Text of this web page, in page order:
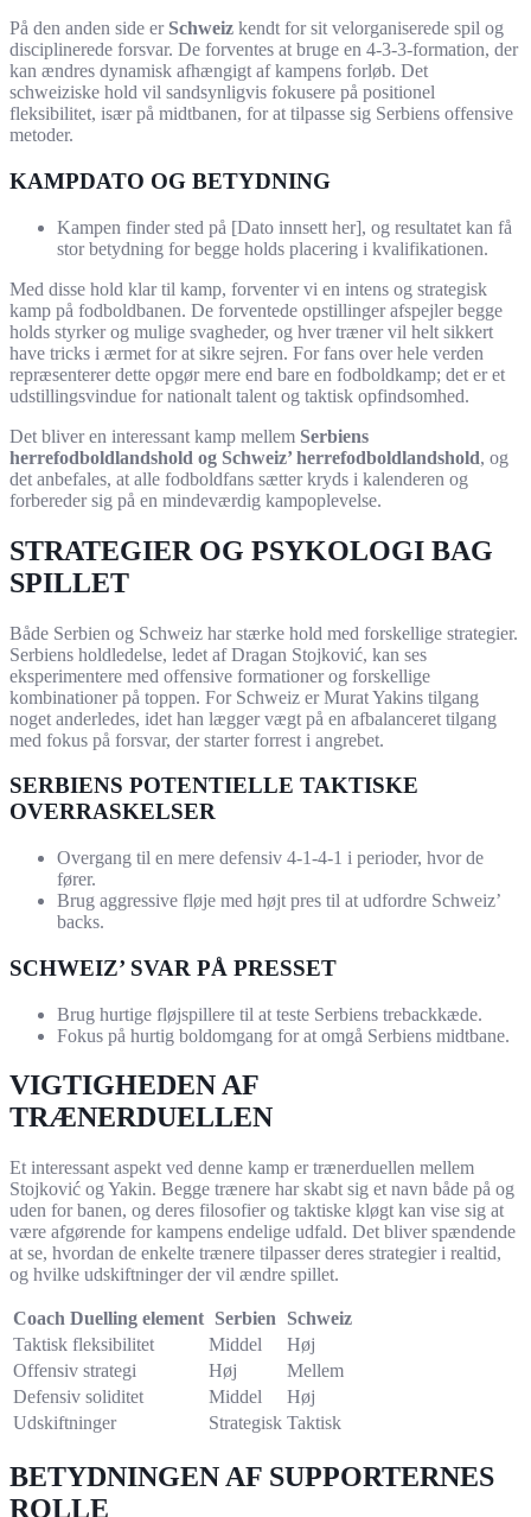
På den anden side er Schweiz kendt for sit velorganiserede spil og
disciplinerede forsvar. De forventes at bruge en 4-3-3-formation, der
kan ændres dynamisk afhængigt af kampens forløb. Det
schweiziske hold vil sandsynligvis fokusere på positionel
fleksibilitet, især på midtbanen, for at tilpasse sig Serbiens offensive
metoder.
KAMPDATO OG BETYDNING
Kampen finder sted på [Dato innsett her], og resultatet kan få
stor betydning for begge holds placering i kvalifikationen.
Med disse hold klar til kamp, forventer vi en intens og strategisk
kamp på fodboldbanen. De forventede opstillinger afspejler begge
holds styrker og mulige svagheder, og hver træner vil helt sikkert
have tricks i ærmet for at sikre sejren. For fans over hele verden
repræsenterer dette opgør mere end bare en fodboldkamp; det er et
udstillingsvindue for nationalt talent og taktisk opfindsomhed.
Det bliver en interessant kamp mellem Serbiens
herrefodboldlandshold og Schweiz’ herrefodboldlandshold, og
det anbefales, at alle fodboldfans sætter kryds i kalenderen og
forbereder sig på en mindeværdig kampoplevelse.
STRATEGIER OG PSYKOLOGI BAG
SPILLET
Både Serbien og Schweiz har stærke hold med forskellige strategier.
Serbiens holdledelse, ledet af Dragan Stojković, kan ses
eksperimentere med offensive formationer og forskellige
kombinationer på toppen. For Schweiz er Murat Yakins tilgang
noget anderledes, idet han lægger vægt på en afbalanceret tilgang
med fokus på forsvar, der starter forrest i angrebet.
SERBIENS POTENTIELLE TAKTISKE
OVERRASKELSER
Overgang til en mere defensiv 4-1-4-1 i perioder, hvor de
fører.
Brug aggressive fløje med højt pres til at udfordre Schweiz’
backs.
SCHWEIZ’ SVAR PÅ PRESSET
Brug hurtige fløjspillere til at teste Serbiens trebackkæde.
Fokus på hurtig boldomgang for at omgå Serbiens midtbane.
VIGTIGHEDEN AF
TRÆNERDUELLEN
Et interessant aspekt ved denne kamp er trænerduellen mellem
Stojković og Yakin. Begge trænere har skabt sig et navn både på og
uden for banen, og deres filosofier og taktiske kløgt kan vise sig at
være afgørende for kampens endelige udfald. Det bliver spændende
at se, hvordan de enkelte trænere tilpasser deres strategier i realtid,
og hvilke udskiftninger der vil ændre spillet.
Coach Duelling element Serbien
Schweiz
Taktisk fleksibilitet
Middel
Høj
Offensiv strategi
Høj
Mellem
Defensiv soliditet
Middel
Høj
Udskiftninger
Strategisk Taktisk
BETYDNINGEN AF SUPPORTERNES
ROLLE